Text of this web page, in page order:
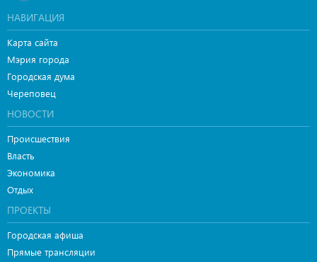
НАВИГАЦИЯ
Карта сайта
Мэрия города
Городская дума
Череповец
НОВОСТИ
Происшествия
Власть
Экономика
Отдых
ПРОЕКТЫ
Городская афиша
Прямые трансляции